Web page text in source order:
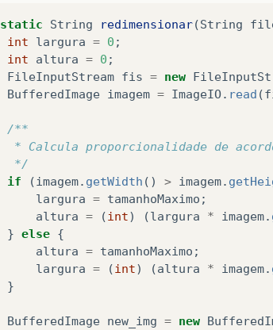
static String redimensionar(String
int
largura = 0 ;
int
altura = 0 ;
FileInputStream fis = new
BufferedImage imagem = ImageIO. read (
/**
* Calcula proporcionalidade de
    	 */
if
(imagem. getWidth () > imagem.
largura = tamanhoMaximo ;
altura = (int) (largura * imagem.
} else {
altura = tamanhoMaximo ;
largura = (int) (altura * imagem.
}
BufferedImage new_img = new